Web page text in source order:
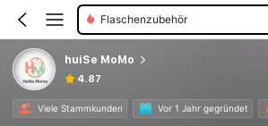
Flaschenzubehör
huiSe MoMo
4.87
Viele Stammkunden Vor 1 Jahr gegründet
Produktinformation: Preisangabe, Verkaufs- und